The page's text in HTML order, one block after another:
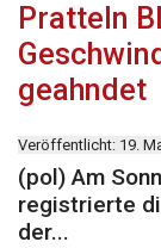
Pratteln
geahndet
Veröffentlicht: 19.
(pol) Am
registrierte
der...